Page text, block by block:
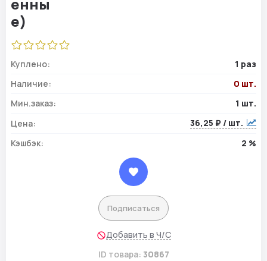
Куплено:
1 раз
Наличие:
0 шт.
Мин.заказ:
1 шт.
Цена:
36,25 ₽ / шт.
Кэшбэк:
2 %
Подписаться
Добавить в Ч/С
ID товара: 30867